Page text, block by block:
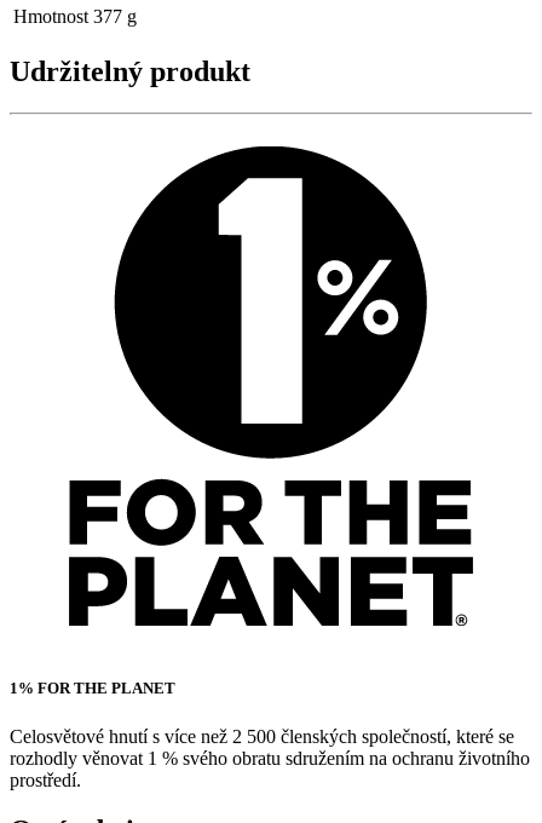
Hmotnost 377 g
Udržitelný produkt
1% FOR THE PLANET
Celosvětové hnutí s více než 2 500 členských společností, které se
rozhodly věnovat 1 % svého obratu sdružením na ochranu životního
prostředí.